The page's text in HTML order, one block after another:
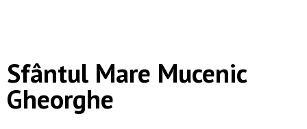
Sfântul Mare Mucenic
Gheorghe